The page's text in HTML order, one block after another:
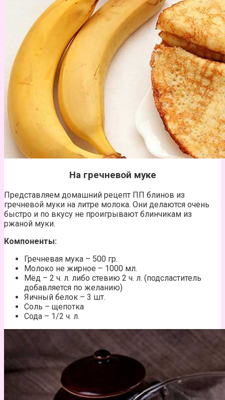
На гречневой муке
Представляем домашний рецепт ПП блинов из
гречневой муки на литре молока. Они делаются очень
быстро и по вкусу не проигрывают блинчикам из
ржаной муки.
Компоненты:
Гречневая мука – 500 гр.
Молоко не жирное – 1000 мл.
Мёд – 2 ч. л. либо стевию 2 ч. л. (подсластитель
добавляется по желанию)
Яичный белок – 3 шт.
Соль – щепотка
Сода – 1/2 ч. л.